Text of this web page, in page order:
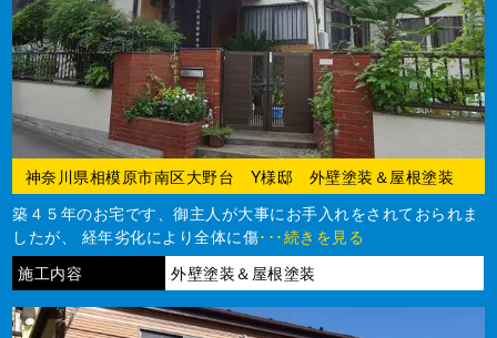
神奈川県相模原市南区大野台 Y様邸 外壁塗装＆屋根塗装
築４５年のお宅です、御主人が大事にお手入れをされておられま
したが、 経年劣化により全体に傷･･･続きを見る
施工内容
外壁塗装＆屋根塗装